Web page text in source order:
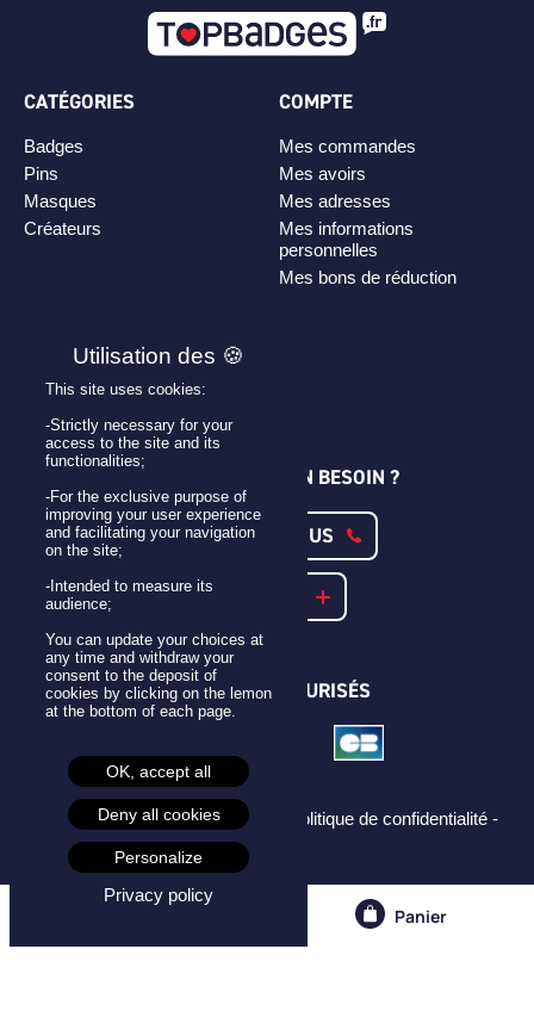
Panier
CATÉGORIES
Badges
Pins
Masques
Créateurs
COMPTE
Mes commandes
Mes avoirs
Mes adresses
Mes informations
personnelles
Mes bons de réduction
PLAN DE SITE
Personnaliser son badge
UNE QUESTION ? UN BESOIN ?
CONTACTEZ-NOUS
NOTRE FAQ
PAIEMENTS SÉCURISÉS
Mentions légales -CGU - CGV -
Politique de confidentialité -
Cookies -
This site uses cookies:
-Strictly necessary for your
access to the site and its
functionalities;
-For the exclusive purpose of
improving your user experience
and facilitating your navigation
on the site;
-Intended to measure its
audience;
You can update your choices at
any time and withdraw your
consent to the deposit of
cookies by clicking on the lemon
at the bottom of each page.
OK, accept all
Deny all cookies
Personalize
Privacy policy